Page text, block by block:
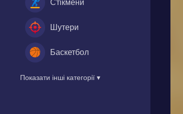
Шутери
Баскетбол
Показати інші категорії ▾